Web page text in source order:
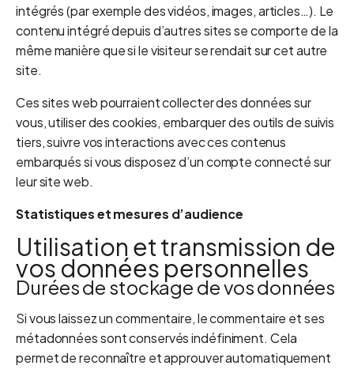
intégrés (par exemple des vidéos, images, articles…). Le
contenu intégré depuis d’autres sites se comporte de la
même manière que si le visiteur se rendait sur cet autre
site.
Ces sites web pourraient collecter des données sur
vous, utiliser des cookies, embarquer des outils de suivis
tiers, suivre vos interactions avec ces contenus
embarqués si vous disposez d’un compte connecté sur
leur site web.
Statistiques et mesures d’audience
Utilisation et transmission de
vos données personnelles
Durées de stockage de vos données
Si vous laissez un commentaire, le commentaire et ses
métadonnées sont conservés indéfiniment. Cela
permet de reconnaître et approuver automatiquement